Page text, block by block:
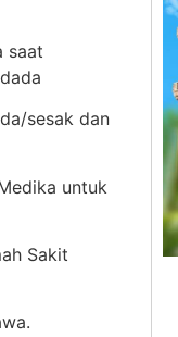
saat
sesak dan
untuk
Sakit